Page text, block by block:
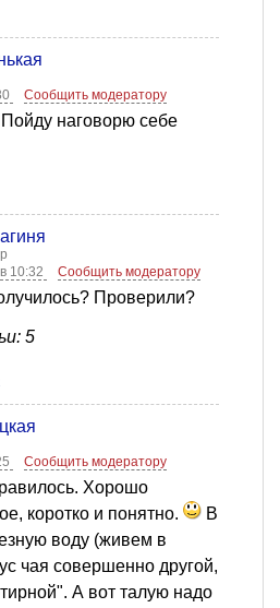
Сообщить модератору
наговорю себе
10:32
Сообщить модератору
Проверили?
5
Сообщить модератору
Хорошо
коротко и понятно.
В
воду (живем в
чая совершенно другой,
А вот талую надо